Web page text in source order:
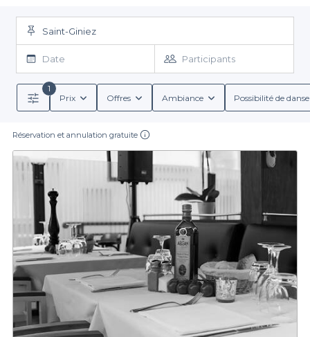
Saint-Giniez
Date Participants
1
Prix
Offres Ambiance Possibilité de
Réservation et annulation gratuite